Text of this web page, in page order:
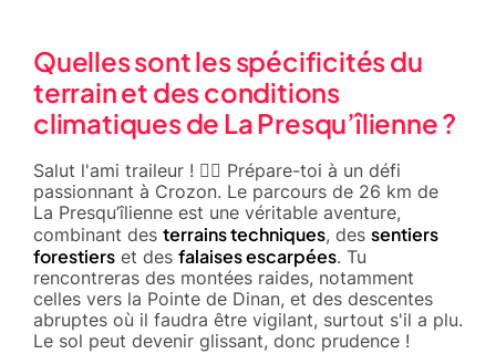
Quelles sont les spécificités du
terrain et des conditions
climatiques de La Presqu’îlienne ?
Salut l'ami traileur ! 🏃‍♂️ Prépare-toi à un défi
passionnant à Crozon. Le parcours de 26 km de
La Presqu’îlienne est une véritable aventure,
combinant des terrains techniques, des sentiers
forestiers et des falaises escarpées. Tu
rencontreras des montées raides, notamment
celles vers la Pointe de Dinan, et des descentes
abruptes où il faudra être vigilant, surtout s'il a plu.
Le sol peut devenir glissant, donc prudence !